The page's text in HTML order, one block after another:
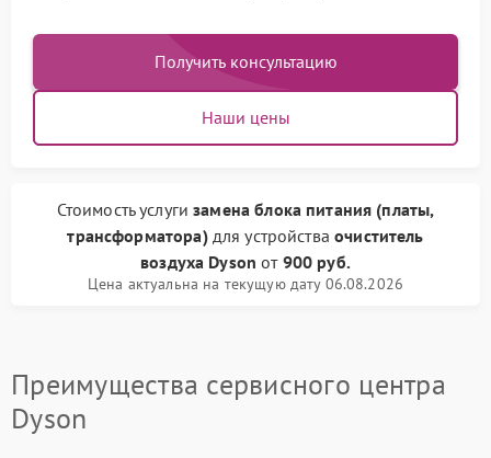
Получить консультацию
Наши цены
Стоимость услугизамена блока питания (платы,
трансформатора)для устройстваочиститель
воздуха Dyson от 900 руб.
Цена актуальна на текущую дату 06.08.2026
Преимущества сервисного центра
Dyson